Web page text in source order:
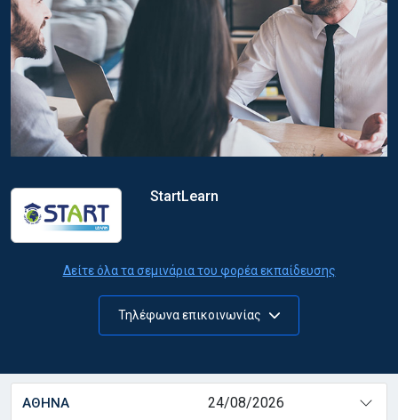
StartLearn
Δείτε όλα τα σεμινάρια του φορέα εκπαίδευσης
Τηλέφωνα επικοινωνίας
ΑΘΗΝΑ 24/08/2026